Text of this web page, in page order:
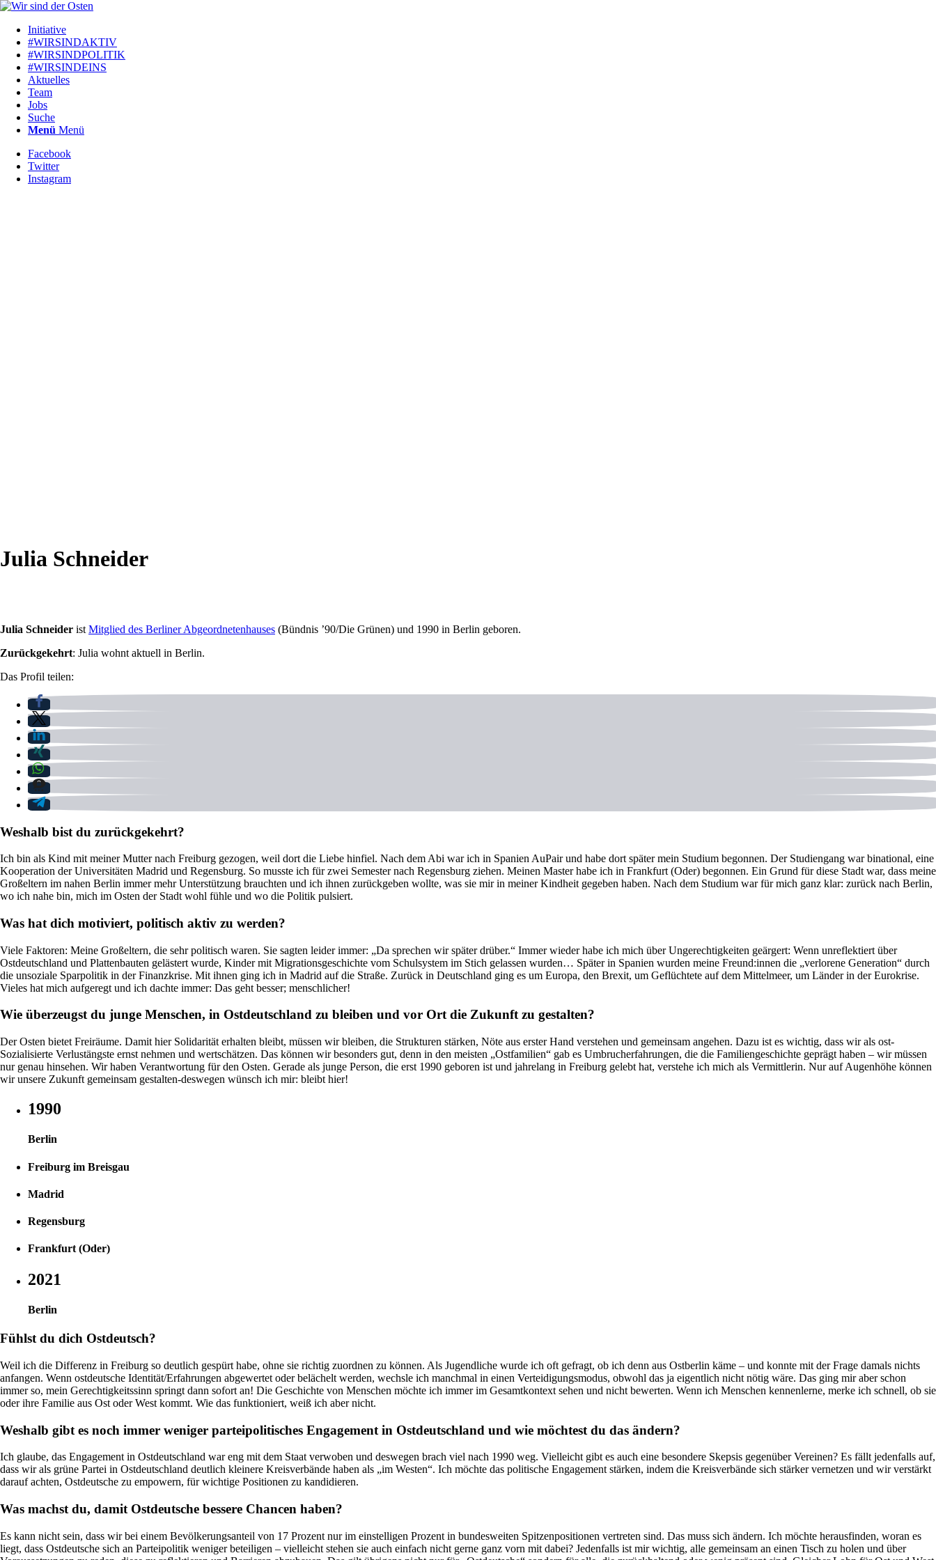
Initiative
#WIRSINDAKTIV
#WIRSINDPOLITIK
#WIRSINDEINS
Aktuelles
Team
Jobs
Suche
Menü Menü
Facebook
Twitter
Instagram
Julia Schneider
Julia Schneider ist Mitglied des Berliner Abgeordnetenhauses (Bündnis ’90/Die Grünen) und 1990 in Berlin geboren.
Zurückgekehrt: Julia wohnt aktuell in Berlin.
Das Profil teilen:
Weshalb bist du zurückgekehrt?
Ich bin als Kind mit meiner Mutter nach Freiburg gezogen, weil dort die Liebe hinfiel. Nach dem Abi war ich in Spanien AuPair und habe dort später mein Studium begonnen. Der Studiengang war binational, eine
Kooperation der Universitäten Madrid und Regensburg. So musste ich für zwei Semester nach Regensburg ziehen. Meinen Master habe ich in Frankfurt (Oder) begonnen. Ein Grund für diese Stadt war, dass meine
Großeltern im nahen Berlin immer mehr Unterstützung brauchten und ich ihnen zurückgeben wollte, was sie mir in meiner Kindheit gegeben haben. Nach dem Studium war für mich ganz klar: zurück nach Berlin,
wo ich nahe bin, mich im Osten der Stadt wohl fühle und wo die Politik pulsiert.
Was hat dich motiviert, politisch aktiv zu werden?
Viele Faktoren: Meine Großeltern, die sehr politisch waren. Sie sagten leider immer: „Da sprechen wir später drüber.“ Immer wieder habe ich mich über Ungerechtigkeiten geärgert: Wenn unreflektiert über
Ostdeutschland und Plattenbauten gelästert wurde, Kinder mit Migrationsgeschichte vom Schulsystem im Stich gelassen wurden… Später in Spanien wurden meine Freund:innen die „verlorene Generation“ durch
die unsoziale Sparpolitik in der Finanzkrise. Mit ihnen ging ich in Madrid auf die Straße. Zurück in Deutschland ging es um Europa, den Brexit, um Geflüchtete auf dem Mittelmeer, um Länder in der Eurokrise.
Vieles hat mich aufgeregt und ich dachte immer: Das geht besser; menschlicher!
Wie überzeugst du junge Menschen, in Ostdeutschland zu bleiben und vor Ort die Zukunft zu gestalten?
Der Osten bietet Freiräume. Damit hier Solidarität erhalten bleibt, müssen wir bleiben, die Strukturen stärken, Nöte aus erster Hand verstehen und gemeinsam angehen. Dazu ist es wichtig, dass wir als ost-
Sozialisierte Verlustängste ernst nehmen und wertschätzen. Das können wir besonders gut, denn in den meisten „Ostfamilien“ gab es Umbrucherfahrungen, die die Familiengeschichte geprägt haben – wir müssen
nur genau hinsehen. Wir haben Verantwortung für den Osten. Gerade als junge Person, die erst 1990 geboren ist und jahrelang in Freiburg gelebt hat, verstehe ich mich als Vermittlerin. Nur auf Augenhöhe können
wir unsere Zukunft gemeinsam gestalten-deswegen wünsch ich mir: bleibt hier!
1990
Berlin
Freiburg im Breisgau
Madrid
Regensburg
Frankfurt (Oder)
2021
Berlin
Fühlst du dich Ostdeutsch?
Weil ich die Differenz in Freiburg so deutlich gespürt habe, ohne sie richtig zuordnen zu können. Als Jugendliche wurde ich oft gefragt, ob ich denn aus Ostberlin käme – und konnte mit der Frage damals nichts
anfangen. Wenn ostdeutsche Identität/Erfahrungen abgewertet oder belächelt werden, wechsle ich manchmal in einen Verteidigungsmodus, obwohl das ja eigentlich nicht nötig wäre. Das ging mir aber schon
immer so, mein Gerechtigkeitssinn springt dann sofort an! Die Geschichte von Menschen möchte ich immer im Gesamtkontext sehen und nicht bewerten. Wenn ich Menschen kennenlerne, merke ich schnell, ob sie
oder ihre Familie aus Ost oder West kommt. Wie das funktioniert, weiß ich aber nicht.
Weshalb gibt es noch immer weniger parteipolitisches Engagement in Ostdeutschland und wie möchtest du das ändern?
Ich glaube, das Engagement in Ostdeutschland war eng mit dem Staat verwoben und deswegen brach viel nach 1990 weg. Vielleicht gibt es auch eine besondere Skepsis gegenüber Vereinen? Es fällt jedenfalls auf,
dass wir als grüne Partei in Ostdeutschland deutlich kleinere Kreisverbände haben als „im Westen“. Ich möchte das politische Engagement stärken, indem die Kreisverbände sich stärker vernetzen und wir verstärkt
darauf achten, Ostdeutsche zu empowern, für wichtige Positionen zu kandidieren.
Was machst du, damit Ostdeutsche bessere Chancen haben?
Es kann nicht sein, dass wir bei einem Bevölkerungsanteil von 17 Prozent nur im einstelligen Prozent in bundesweiten Spitzenpositionen vertreten sind. Das muss sich ändern. Ich möchte herausfinden, woran es
liegt, dass Ostdeutsche sich an Parteipolitik weniger beteiligen – vielleicht stehen sie auch einfach nicht gerne ganz vorn mit dabei? Jedenfalls ist mir wichtig, alle gemeinsam an einen Tisch zu holen und über